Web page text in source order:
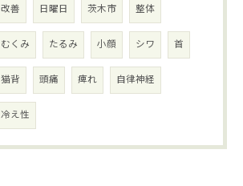
改善 日曜日 茨木市 整体
むくみ たるみ 小顔 シワ 首
猫背 頭痛 痺れ 自律神経
冷え性